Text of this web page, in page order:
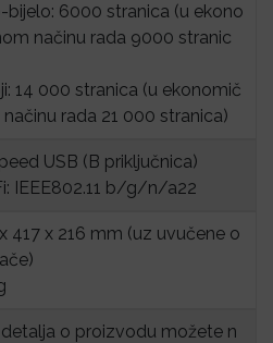
bijelo: 6000 stranica (u ekono
načinu rada 9000 stranic
14 000 stranica (u ekonomič
rada 21 000 stranica)
USB (B priključnica)
IEEE802.11 b/g/n/a22
417 x 216 mm (uz uvučene o
o proizvodu možete n